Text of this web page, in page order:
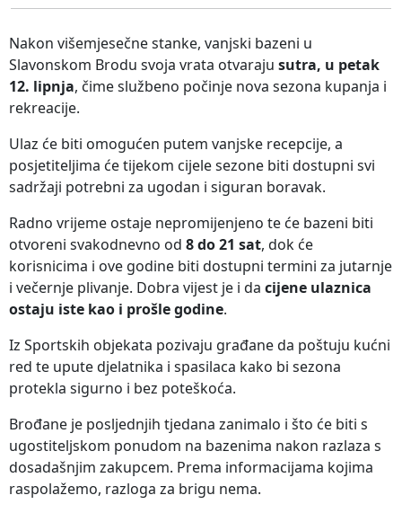
Nakon višemjesečne stanke, vanjski bazeni u
Slavonskom Brodu svoja vrata otvaraju sutra, u petak
12. lipnja, čime službeno počinje nova sezona kupanja i
rekreacije.
Ulaz će biti omogućen putem vanjske recepcije, a
posjetiteljima će tijekom cijele sezone biti dostupni svi
sadržaji potrebni za ugodan i siguran boravak.
Radno vrijeme ostaje nepromijenjeno te će bazeni biti
otvoreni svakodnevno od 8 do 21 sat, dok će
korisnicima i ove godine biti dostupni termini za jutarnje
i večernje plivanje. Dobra vijest je i da cijene ulaznica
ostaju iste kao i prošle godine.
Iz Sportskih objekata pozivaju građane da poštuju kućni
red te upute djelatnika i spasilaca kako bi sezona
protekla sigurno i bez poteškoća.
Brođane je posljednjih tjedana zanimalo i što će biti s
ugostiteljskom ponudom na bazenima nakon razlaza s
dosadašnjim zakupcem. Prema informacijama kojima
raspolažemo, razloga za brigu nema.